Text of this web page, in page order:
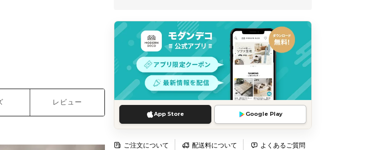
App Store Google Play
ご注文について 配送料について よくあるご質問
レビュー